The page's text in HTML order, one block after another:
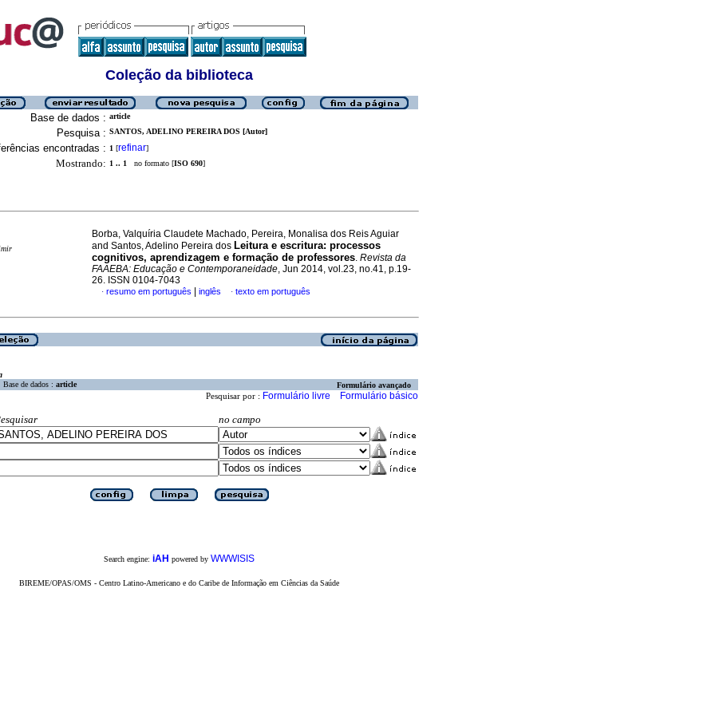
Coleção da biblioteca
Base de dados : article
Pesquisa : SANTOS, ADELINO PEREIRA DOS [Autor]
encontradas : 1 [refinar]
Mostrando: 1 .. 1 no formato [ISO 690]
Borba, Valquíria Claudete Machado, Pereira, Monalisa dos Reis Aguiar
and Santos, Adelino Pereira dos Leitura e escritura: processos
cognitivos, aprendizagem e formação de professores. Revista da
FAAEBA: Educação e Contemporaneidade, Jun 2014, vol.23, no.41, p.19-
26. ISSN 0104-7043
· resumo em português inglês · texto em português
Base de dados : article Formulário avançado
Pesquisar por : Formulário livre Formulário básico
no campo
Search engine: iAH powered by WWWISIS
BIREME/OPAS/OMS - Centro Latino-Americano e do Caribe de Informação em Ciências da Saúde